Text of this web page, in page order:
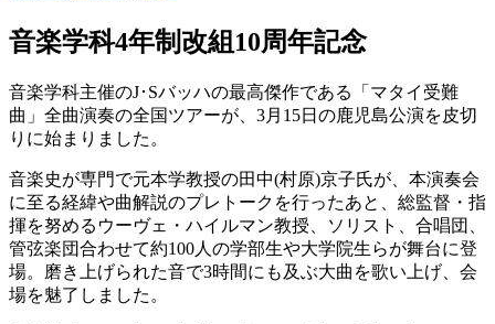
音楽学科4年制改組10周年記念
音楽学科主催のJ･Sバッハの最高傑作である「マタイ受難
曲」全曲演奏の全国ツアーが、3月15日の鹿児島公演を皮切
りに始まりました。
音楽史が専門で元本学教授の田中(村原)京子氏が、本演奏会
に至る経緯や曲解説のプレトークを行ったあと、総監督・指
揮を努めるウーヴェ・ハイルマン教授、ソリスト、合唱団、
管弦楽団合わせて約100人の学部生や大学院生らが舞台に登
場。磨き上げられた音で3時間にも及ぶ大曲を歌い上げ、会
場を魅了しました。